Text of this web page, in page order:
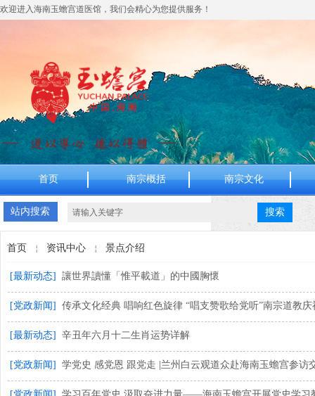
欢迎进入海南玉蟾宫道医馆 ，我们会精心为您提供服务！
首页 南宗概括 南宗文化
站内搜索 搜索
首页 ￤ 资讯中心 ￤ 景点介绍
[最新动态] 讓世界讀懂「惟平載道」的中國胸懷
[党政新闻] 传承文化经典 唱响红色旋律 “唱支赞歌给党听”南宗道教
[最新动态] 辛丑年六月十二生肖运势详解
[党政新闻] 学党史 感党恩 跟党走 |兰州白云观道众赴海南玉蟾宫参访